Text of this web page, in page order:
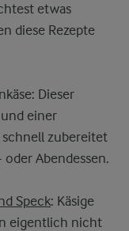
etwas
diese Rezepte
Dieser
einer
zubereitet
Abendessen.
Speck: Käsige
eigentlich nicht